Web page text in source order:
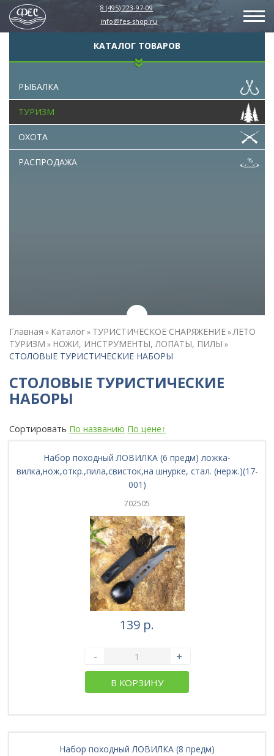
8 (495) 223-97-09
info@fes-shop.ru
КАТАЛОГ ТОВАРОВ
РЫБАЛКА
ТУРИЗМ
ОХОТА
РАСПРОДАЖА
Главная » Каталог» ТУРИСТИЧЕСКОЕ СНАРЯЖЕНИЕ»ЛЕТО
ТУРИЗМ » НОЖИ, ИНСТРУМЕНТЫ, ЛОПАТЫ, ПИЛЫ »
СТОЛОВЫЕ ТУРИСТИЧЕСКИЕ НАБОРЫ
СТОЛОВЫЕ ТУРИСТИЧЕСКИЕ
НАБОРЫ
Сортировать По названию По цене↑
Набор походный ЛОВИЛКА (6 предм) ложка-
вилка,нож,откр.,пила,свисток,на шнурке, стал. (нерж.)(17-
001)
702505
139 р.
- +
В КОРЗИНУ
Набор походный ЛОВИЛКА (8 предм)